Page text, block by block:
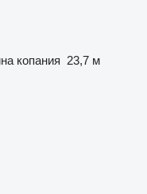
копания 23,7 м